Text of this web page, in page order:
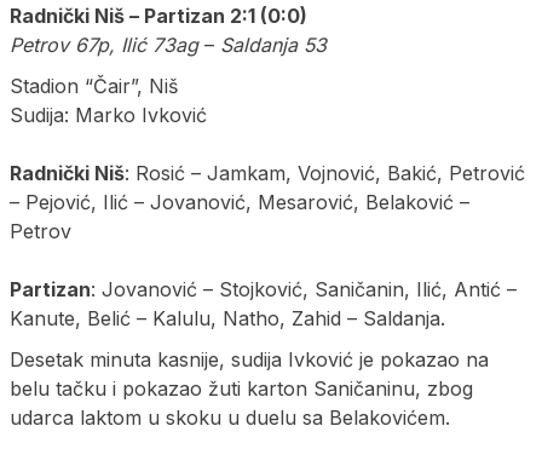
Radnički Niš – Partizan 2:1 (0:0)
Petrov 67p, Ilić 73ag– Saldanja 53
Stadion “Čair”, Niš
Sudija: Marko Ivković
Radnički Niš: Rosić – Jamkam, Vojnović, Bakić, Petrović
– Pejović, Ilić – Jovanović, Mesarović, Belaković –
Petrov
Partizan: Jovanović – Stojković, Saničanin, Ilić, Antić –
Kanute, Belić – Kalulu, Natho, Zahid – Saldanja.
Desetak minuta kasnije, sudija Ivković je pokazao na
belu tačku i pokazao žuti karton Saničaninu, zbog
udarca laktom u skoku u duelu sa Belakovićem.